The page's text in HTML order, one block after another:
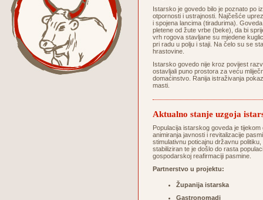
Istarsko je govedo bilo je poznato po
otpornosti i ustrajnosti. Najčešće
i spojena lancima (tiradurima).
pletene od žute vrbe (beke), da bi
vrh rogova stavljane su mjedene
pri radu u polju i staji. Na čelo su se
hrastovine.
Istarsko govedo nije kroz povijest
ostavljali puno prostora za veću
domaćinstvo. Ranija istraživanja
masti.
Aktualno stanje uzgoja
Populacija istarskog goveda je
animiranja javnosti i revitalizacije
stimulativnu poticajnu državnu
stabiliziran te je došlo do rasta
gospodarskoj reafirmaciji pasmine.
Partnerstvo u projektu:
Županija istarska
Gastronomadi